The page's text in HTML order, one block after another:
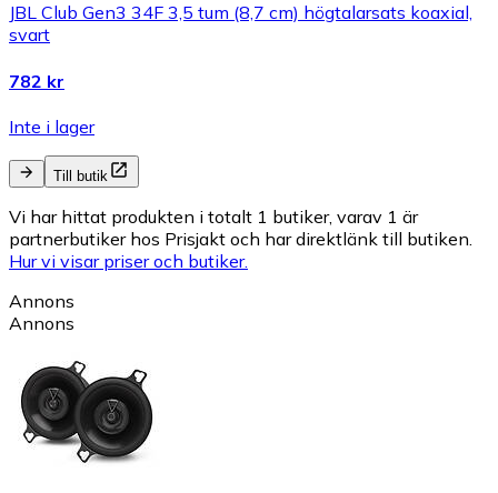
JBL Club Gen3 34F 3,5 tum (8,7 cm) högtalarsats koaxial,
svart
782 kr
Inte i lager
Till butik
Vi har hittat produkten i totalt 1 butiker, varav 1 är
partnerbutiker hos Prisjakt och har direktlänk till butiken.
Hur vi visar priser och butiker.
Annons
Annons